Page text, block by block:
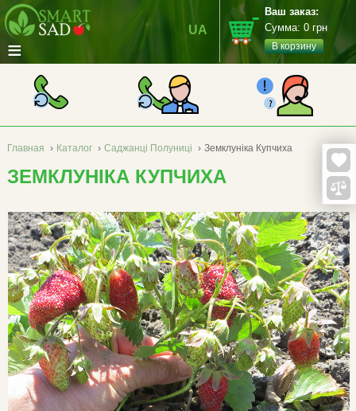
≡
UA
Ваш заказ:
Сумма: 0 грн
В корзину
Главная › Каталог › Саджанці Полуниці › Земклуніка Купчиха
ЗЕМКЛУНІКА КУПЧИХА